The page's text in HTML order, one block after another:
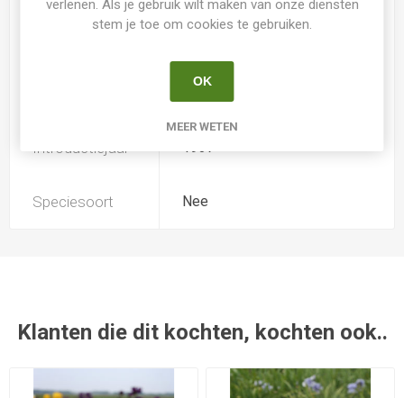
Introductiejaar 1937
Speciesoort Nee
Klanten die dit kochten, kochten ook..
verlenen. Als je gebruik wilt maken van onze diensten
stem je toe om cookies te gebruiken.
OK
MEER WETEN